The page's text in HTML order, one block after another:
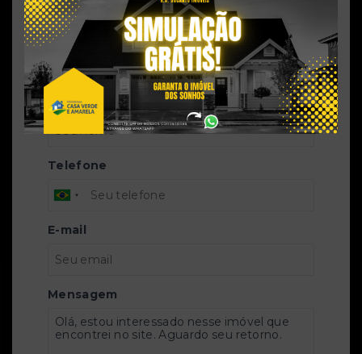
R.A. Docanto Imóveis
CRECI -25802J
(51) 9 9826-0707
rubens.andrade.corretor@gmail.com
Nome
Telefone
E-mail
Mensagem